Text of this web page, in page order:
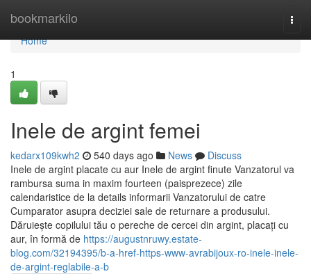
bookmarkilo
Home
Home
1
Inele de argint femei
kedarx109kwh2 540 days ago News
Discuss
Inele de argint placate cu aur Inele de argint finute Vanzatorul va
rambursa suma in maxim fourteen (paisprezece) zile
calendaristice de la details informarii Vanzatorului de catre
Cumparator asupra deciziei sale de returnare a produsului.
Dăruiește copilului tău o pereche de cercei din argint, placați cu
aur, în formă de https://augustnruwy.estate-
blog.com/32194395/b-a-href-https-www-avrabijoux-ro-inele-inele-
de-argint-reglabile-a-b